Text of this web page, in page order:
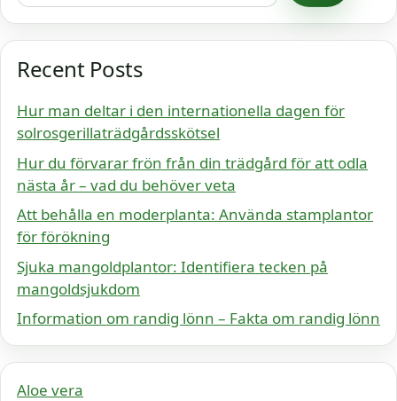
Recent Posts
Hur man deltar i den internationella dagen för
solrosgerillaträdgårdsskötsel
Hur du förvarar frön från din trädgård för att odla
nästa år – vad du behöver veta
Att behålla en moderplanta: Använda stamplantor
för förökning
Sjuka mangoldplantor: Identifiera tecken på
mangoldsjukdom
Information om randig lönn – Fakta om randig lönn
Aloe vera